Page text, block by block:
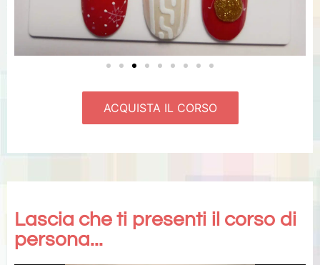
ACQUISTA IL CORSO
Lascia che ti presenti il corso di
persona...